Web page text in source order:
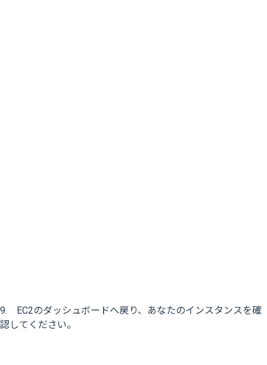
9. EC2のダッシュボードへ戻り、あなたのインスタンスを確
認してください。